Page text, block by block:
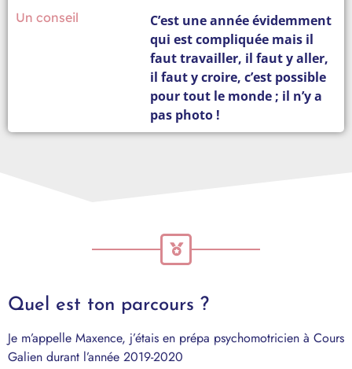
Un conseil
C’est une année évidemment
qui est compliquée mais il
faut travailler, il faut y aller,
il faut y croire, c’est possible
pour tout le monde ; il n’y a
pas photo !
Quel est ton parcours ?
Je m’appelle Maxence, j’étais en prépa psychomotricien à Cours
Galien durant l’année 2019-2020